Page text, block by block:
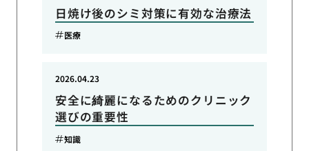
日焼け後のシミ対策に有効な治療法
医療
安全に綺麗になるためのクリニック
選びの重要性
2026.04.23
知識